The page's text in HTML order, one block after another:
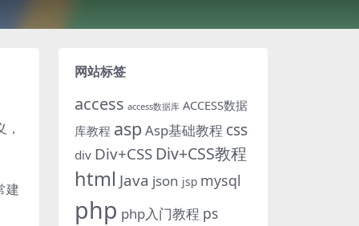
建
网站标签
access access数据库 ACCESS数据
库教程 asp Asp基础教程 css
div Div+CSS Div+CSS教程
html Java json jsp mysql
php php入门教程 ps